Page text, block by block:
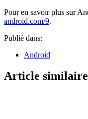
Pour en savoir plus sur
android.com/9.
Publié dans:
Android
Article similaire